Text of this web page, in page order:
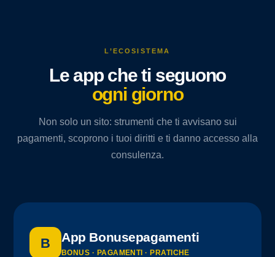
L’ECOSISTEMA
Le app che ti seguono
ogni giorno
Non solo un sito: strumenti che ti avvisano sui
pagamenti, scoprono i tuoi diritti e ti danno accesso alla
consulenza.
B App Bonusepagamenti
BONUS · PAGAMENTI · PRATICHE